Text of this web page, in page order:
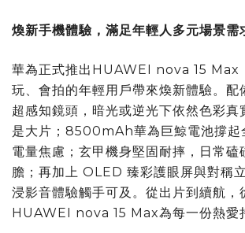
煥新手機體驗，滿足年輕人多元場景需
華為正式推出HUAWEI nova 15 Max
玩、會拍的年輕用戶帶來煥新體驗。
超感知鏡頭，暗光或逆光下依然色彩真
是大片；8500mAh華為巨鯨電池撐起
電量焦慮；玄甲機身堅固耐摔，日常磕
膽；再加上 OLED 臻彩護眼屏與對稱
浸影音體驗觸手可及。從出片到續航，
HUAWEI nova 15 Max為每一份熱愛